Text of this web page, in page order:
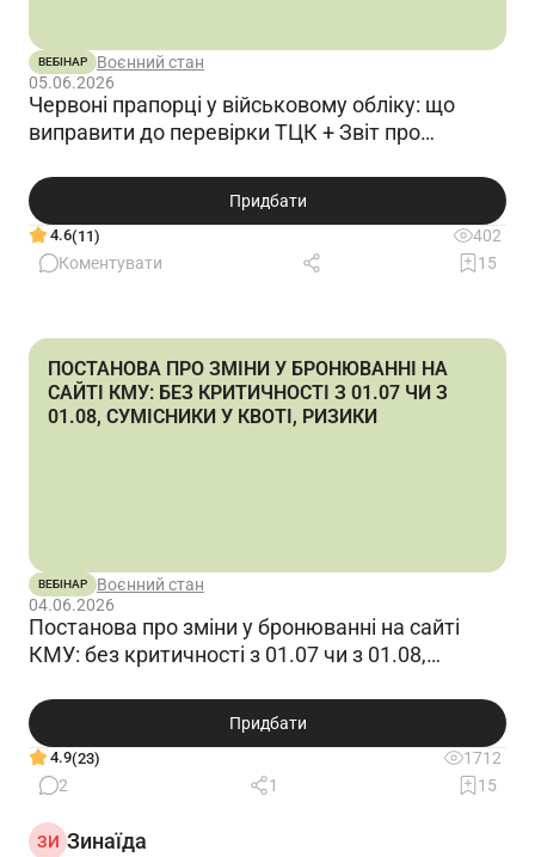
ВЕБІНАР
Воєнний стан
05.06.2026
Червоні прапорці у військовому обліку: що
виправити до перевірки ТЦК + Звіт про
Придбати
4.6(11)
402
Коментувати
15
ПОСТАНОВА ПРО ЗМІНИ У БРОНЮВАННІ НА
САЙТІ КМУ: БЕЗ КРИТИЧНОСТІ З 01.07 ЧИ З
01.08, СУМІСНИКИ У КВОТІ, РИЗИКИ
ВЕБІНАР
Воєнний стан
04.06.2026
Постанова про зміни у бронюванні на сайті
КМУ: без критичності з 01.07 чи з 01.08,
Придбати
4.9(23)
1712
2
1 15
ЗИ Зинаїда